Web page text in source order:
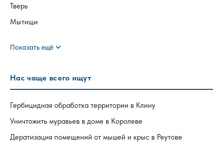
Тверь
Мытищи
Показать ещё expand_more
Нас чаще всего ищут
Гербицидная обработка территории в Клину
Уничтожить муравьев в доме в Королеве
Дератизация помещений от мышей и крыс в Реутове